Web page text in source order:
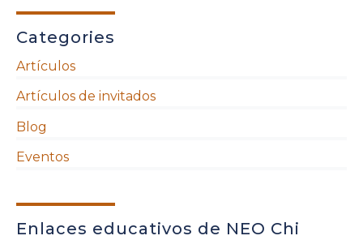
Categories
Artículos
Artículos de invitados
Blog
Eventos
Enlaces educativos de NEO Chi